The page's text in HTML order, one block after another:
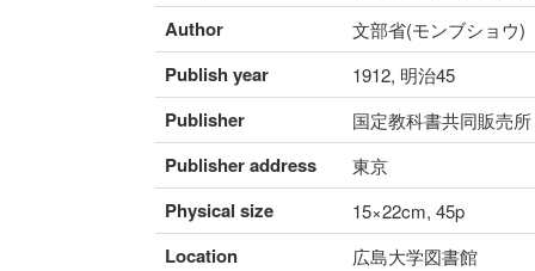
Author 文部省(モンブショウ)
Publish year 1912, 明治45
Publisher 国定教科書共同販売所
Publisher address 東京
Physical size 15×22cm, 45p
Location 広島大学図書館